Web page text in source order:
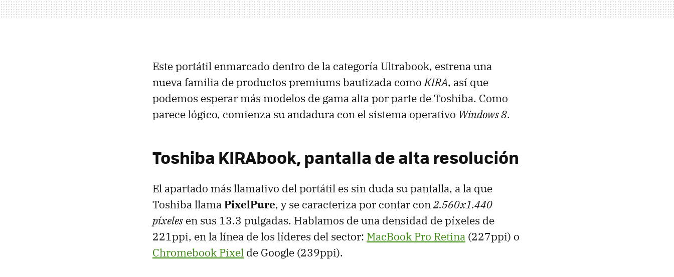
Este portátil enmarcado dentro de la categoría Ultrabook, estrena una
nueva familia de productos premiums bautizada comoKIRA, así que
podemos esperar más modelos de gama alta por parte de Toshiba. Como
parece lógico, comienza su andadura con el sistema operativo Windows 8.
Toshiba KIRAbook, pantalla de alta resolución
El apartado más llamativo del portátil es sin duda su pantalla, a la que
Toshiba llamaPixelPure, y se caracteriza por contar con2.560x1.440
píxeles en sus 13.3 pulgadas. Hablamos de una densidad de píxeles de
221ppi, en la línea de los líderes del sector: MacBook Pro Retina (227ppi) o
Chromebook Pixel de Google (239ppi).